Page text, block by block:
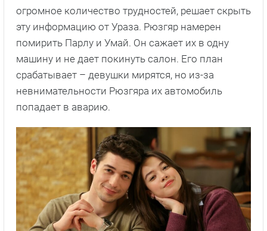
огромное количество трудностей, решает скрыть
эту информацию от Ураза. Рюзгяр намерен
помирить Парлу и Умай. Он сажает их в одну
машину и не дает покинуть салон. Его план
срабатывает – девушки мирятся, но из-за
невнимательности Рюзгяра их автомобиль
попадает в аварию.